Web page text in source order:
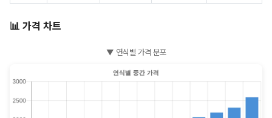
📊 가격 차트
▼ 연식별 가격 분포